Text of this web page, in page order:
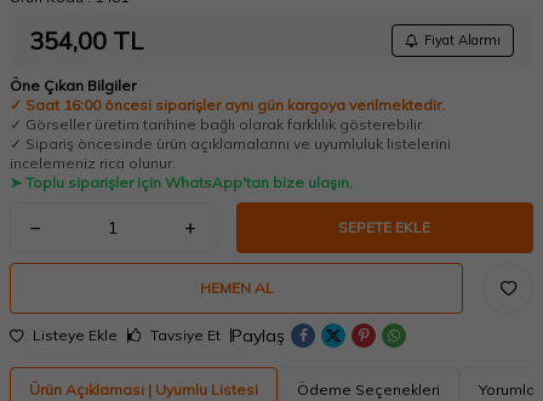
354,00 TL Fiyat Alarmı
Öne Çıkan Bilgiler
✓ Saat 16:00 öncesi siparişler aynı gün kargoya verilmektedir.
✓ Görseller üretim tarihine bağlı olarak farklılık gösterebilir.
✓ Sipariş öncesinde ürün açıklamalarını ve uyumluluk listelerini
incelemeniz rica olunur.
➤ Toplu siparişler için WhatsApp'tan bize ulaşın.
SEPETE EKLE
HEMEN AL
Listeye Ekle Tavsiye Et Paylaş
Ürün Açıklaması | Uyumlu Listesi Ödeme Seçenekleri Yorumlar